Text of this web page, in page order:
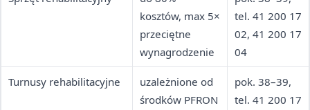
kosztów, max 5×
przeciętne
wynagrodzenie
tel. 41 200 17
02, 41 200 17
04
Turnusy rehabilitacyjne
uzależnione od
środków PFRON
pok. 38–39,
tel. 41 200 17